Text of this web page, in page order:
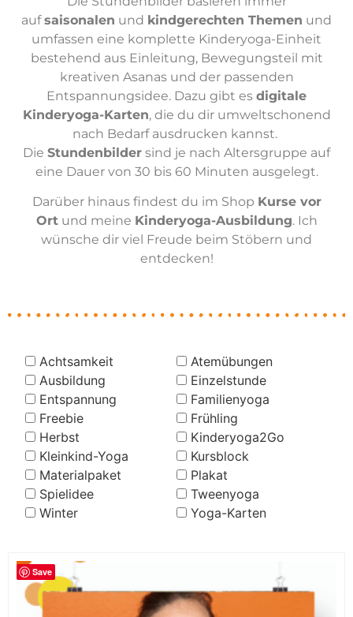
aufsaisonalen und kindgerechten Themen und
umfassen eine komplette Kinderyoga-Einheit
bestehend aus Einleitung, Bewegungsteil mit
kreativen Asanas und der passenden
Entspannungsidee. Dazu gibt es digitale
Kinderyoga-Karten, die du dir umweltschonend
nach Bedarf ausdrucken kannst.
Die Stundenbilder sind je nach Altersgruppe auf
eine Dauer von 30 bis 60 Minuten ausgelegt.
Darüber hinaus findest du im Shop Kurse vor
Ortund meine Kinderyoga-Ausbildung. Ich
wünsche dir viel Freude beim Stöbern und
entdecken!
Achtsamkeit
Atemübungen
Ausbildung
Einzelstunde
Entspannung
Familienyoga
Freebie
Frühling
Herbst
Kinderyoga2Go
Kleinkind-Yoga
Kursblock
Materialpaket
Plakat
Spielidee
Tweenyoga
Winter
Yoga-Karten
Save